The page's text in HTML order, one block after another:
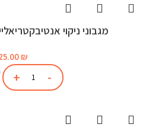
מגבוני ניקוי אנטיבקטריאליים
₪